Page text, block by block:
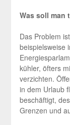
Was soll man
Das Problem
beispielsweise
kühler, öfters
verzichten.
in dem Urlaub
beschäftigt,
Grenzen und